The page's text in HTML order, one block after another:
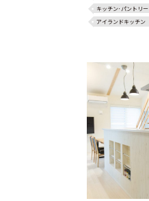
キッチン･パントリー
アイランドキッチン